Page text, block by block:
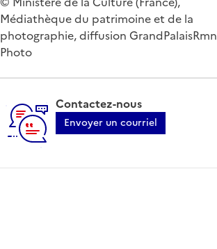
Médiathèque du patrimoine et de la
photographie, diffusion GrandPalaisRmn
Photo
Contactez-nous
Envoyer un courriel